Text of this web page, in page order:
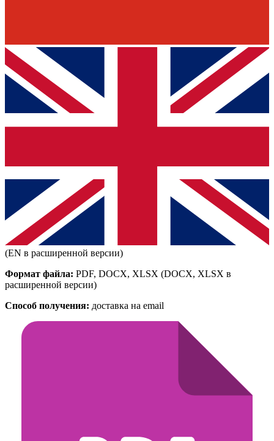
(EN в расширенной версии)
Формат файла: PDF, DOCX, XLSX (DOCX, XLSX в
расширенной версии)
Способ получения: доставка на email